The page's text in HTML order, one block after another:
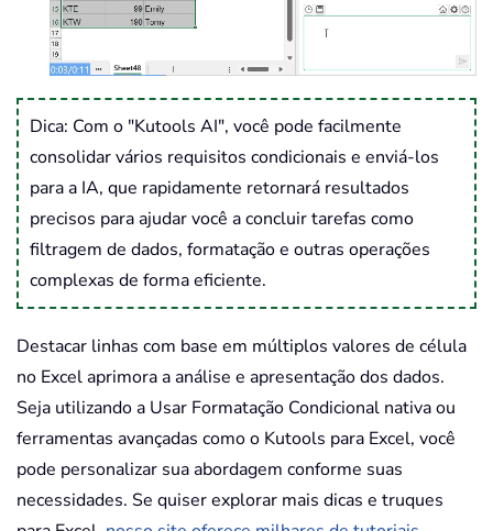
Dica: Com o "Kutools AI", você pode facilmente
consolidar vários requisitos condicionais e enviá-los
para a IA, que rapidamente retornará resultados
precisos para ajudar você a concluir tarefas como
filtragem de dados, formatação e outras operações
complexas de forma eficiente.
Destacar linhas com base em múltiplos valores de célula
no Excel aprimora a análise e apresentação dos dados.
Seja utilizando a Usar Formatação Condicional nativa ou
ferramentas avançadas como o Kutools para Excel, você
pode personalizar sua abordagem conforme suas
necessidades. Se quiser explorar mais dicas e truques